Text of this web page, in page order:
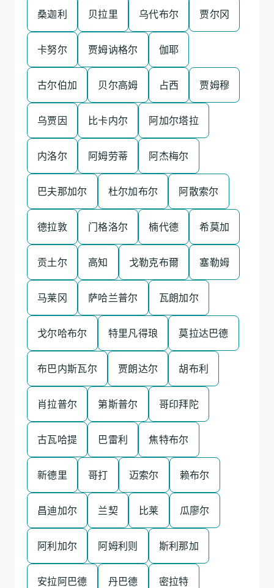
桑迦利 贝拉里 乌代布尔 贾尔冈
卡努尔 贾姆讷格尔 伽耶
古尔伯加 贝尔高姆 占西 贾姆穆
乌贾因 比卡内尔 阿加尔塔拉
内洛尔 阿姆劳蒂 阿杰梅尔
巴夫那加尔 杜尔加布尔 阿散索尔
德拉敦 门格洛尔 楠代德 希莫加
贡土尔 高知 戈勒克布爾 塞勒姆
马莱冈 萨哈兰普尔 瓦朗加尔
戈尔哈布尔 特里凡得琅 莫拉达巴德
布巴内斯瓦尔 贾朗达尔 胡布利
肖拉普尔 第斯普尔 哥印拜陀
古瓦哈提 巴雷利 焦特布尔
新德里 哥打 迈索尔 赖布尔
昌迪加尔 兰契 比莱 瓜廖尔
阿利加尔 阿姆利则 斯利那加
安拉阿巴德 丹巴德 密拉特